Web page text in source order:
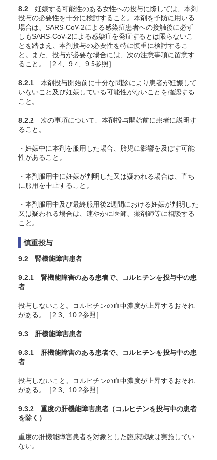
8.2 妊娠する可能性のある女性への投与に際しては、本剤
投与の必要性を十分に検討すること。本剤を予防に用いる
場合は、SARS-CoV-2による感染症患者への接触後に必ず
しもSARS-CoV-2による感染症を発症するとは限らないこ
とを踏まえ、本剤投与の必要性を特に慎重に検討するこ
と。また、投与が必要な場合には、次の注意事項に留意す
ること。［2.4、9.4、9.5参照］
8.2.1 本剤投与開始前に十分な問診により患者が妊娠して
いないこと及び妊娠している可能性がないことを確認する
こと。
8.2.2 次の事項について、本剤投与開始前に患者に説明す
ること。
・妊娠中に本剤を服用した場合、胎児に影響を及ぼす可能
性があること。
・本剤服用中に妊娠が判明した又は疑われる場合は、直ち
に服用を中止すること。
・本剤服用中及び最終服用後2週間における妊娠が判明した
又は疑われる場合は、速やかに医師、薬剤師等に相談する
こと。
慎重投与
9.2 腎機能障害患者
9.2.1 腎機能障害のある患者で、コルヒチンを投与中の患
者
投与しないこと。コルヒチンの血中濃度が上昇するおそれ
がある。［2.3、10.2参照］
9.3 肝機能障害患者
9.3.1 肝機能障害のある患者で、コルヒチンを投与中の患
者
投与しないこと。コルヒチンの血中濃度が上昇するおそれ
がある。［2.3、10.2参照］
9.3.2 重度の肝機能障害患者（コルヒチンを投与中の患者
を除く）
重度の肝機能障害患者を対象とした臨床試験は実施してい
ない。